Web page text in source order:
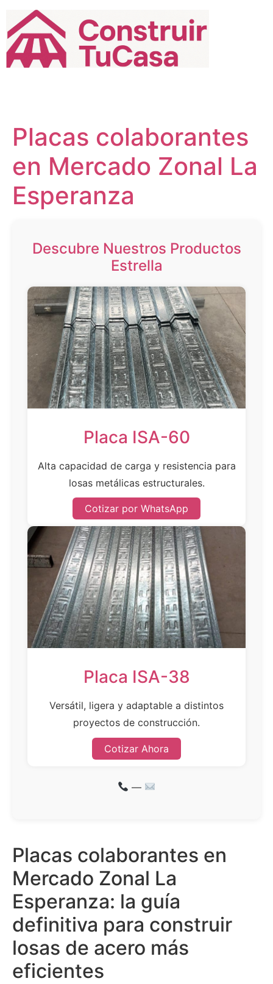
contenido
Placas colaborantes
en Mercado Zonal La
Esperanza
Descubre Nuestros Productos
Estrella
Placa ISA-60
Alta capacidad de carga y resistencia para
losas metálicas estructurales.
Cotizar por WhatsApp
Placa ISA-38
Versátil, ligera y adaptable a distintos
proyectos de construcción.
Cotizar Ahora
—
Placas colaborantes en
Mercado Zonal La
Esperanza: la guía
definitiva para construir
losas de acero más
eficientes